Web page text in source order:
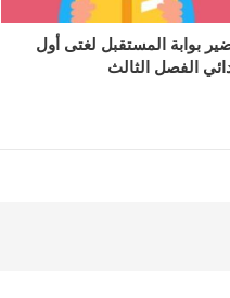
بوابة المستقبل لغتى أول
الفصل الثالث